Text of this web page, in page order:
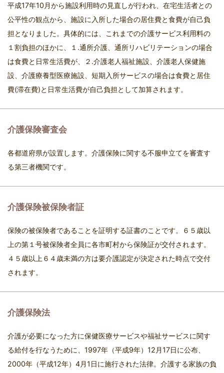
平成17年10月から施設利用時の見直しが行われ、在宅生活者との
公平性の観点から、施設に入所した場合の居住費と食費が自己負
担となりました。具体的には、これまでの介護サービス利用料の
１割負担のほかに、１.通所介護、通所リハビリテーションの場合
は食費と日常生活費が、２.介護老人福祉施設、介護老人保健施
設、介護療養型医療施設、短期入所サービスの場合は食費と居住
費(滞在費)と日常生活費が自己負担として加算されます。
介護保険審査会
各都道府県が設置します。介護保険に関する不服申立てを審査す
る第三者機関です。
介護保険被保険者証
保険の被保険者であることを証明する証書のことです。６５歳以
上の第１号被保険者全員に各市町村から保険証が交付されます。
４５歳以上６４歳未満の方は要介護認定が決定された時点で交付
されます。
介護保険法
介護が必要になった方に保健医療サービスや福祉サービスに関す
る給付を行なうために、1997年（平成9年）12月17日に公布、
2000年（平成12年）4月1日に施行された法律。介護する家族の負